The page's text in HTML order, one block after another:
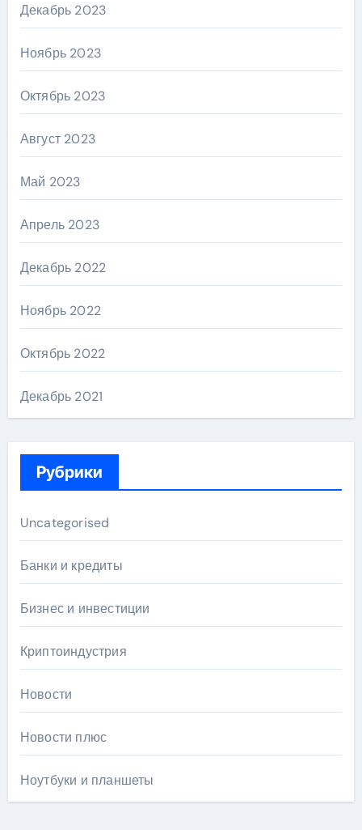
Декабрь 2023
Ноябрь 2023
Октябрь 2023
Август 2023
Май 2023
Апрель 2023
Декабрь 2022
Ноябрь 2022
Октябрь 2022
Декабрь 2021
Рубрики
Uncategorised
Банки и кредиты
Бизнес и инвестиции
Криптоиндустрия
Новости
Новости плюс
Ноутбуки и планшеты